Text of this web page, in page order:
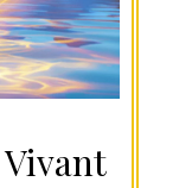
Vivant